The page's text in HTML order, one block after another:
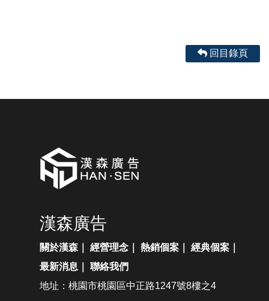
回目錄頁
漢森廣告
關於漢森 經營理念 熱銷個案 經典個案
最新消息
聯絡我們
地址：桃園市桃園區中正路1247號8樓之4